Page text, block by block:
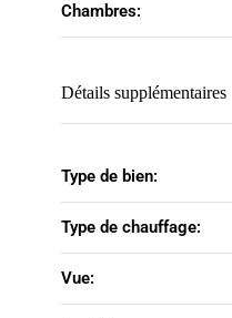
Chambres:
Détails supplémentaires
Type de bien:
Type de chauffage:
Vue: